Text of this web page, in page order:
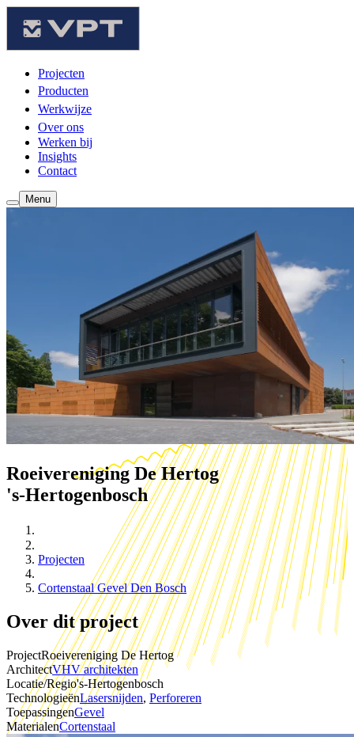
Projecten
Producten
Werkwijze
Over ons
Werken bij
Insights
Contact
Menu
Roeivereniging De Hertog
's-Hertogenbosch
Projecten
Cortenstaal Gevel Den Bosch
Over dit project
ProjectRoeivereniging De Hertog
ArchitectVHV architekten
Locatie/Regio's-Hertogenbosch
TechnologieënLasersnijden, Perforeren
ToepassingenGevel
MaterialenCortenstaal